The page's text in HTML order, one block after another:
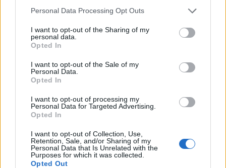
Please note that this website/app uses one or more Google
not limited to your visit or usage behaviour. You may click to
grant or deny consent to Google and its third-party tags to
use your data for below specified purposes in below Google
consent section.
Personal Data Processing Opt Outs
I want to opt-out of the Sharing of my
personal data.
Opted In
I want to opt-out of the Sale of my
Personal Data.
Opted In
I want to opt-out of processing my
Personal Data for Targeted Advertising.
Opted In
I want to opt-out of Collection, Use,
Retention, Sale, and/or Sharing of my
Personal Data that Is Unrelated with the
Purposes for which it was collected.
Opted Out
Preparação do turismo para o Super El Niño: estratégias e
Bruno Costa · 8 ago 2026